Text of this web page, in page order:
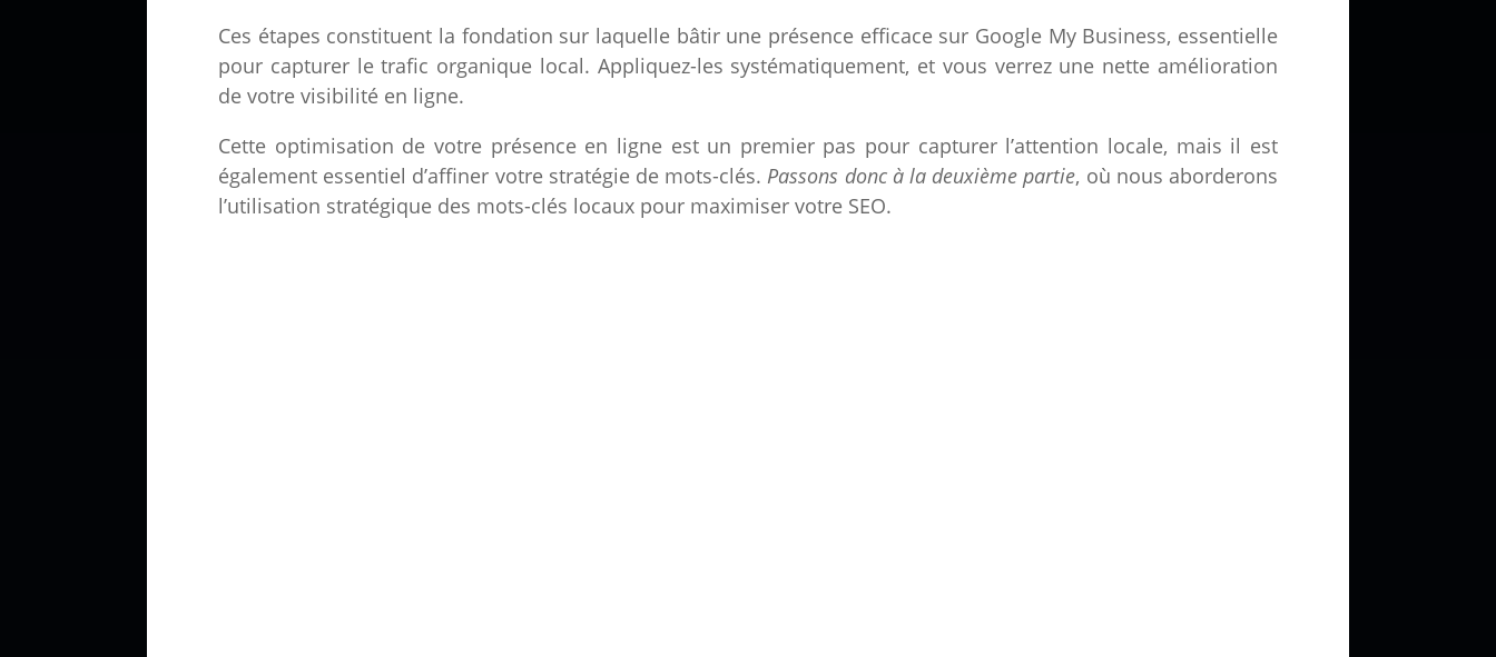
Ces étapes constituent la fondation sur laquelle bâtir une présence efficace sur Google My Business, essentielle
pour capturer le trafic organique local. Appliquez-les systématiquement, et vous verrez une nette amélioration
de votre visibilité en ligne.
Cette optimisation de votre présence en ligne est un premier pas pour capturer l’attention locale, mais il est
également essentiel d’affiner votre stratégie de mots-clés. Passons donc à la deuxième partie, où nous aborderons
l’utilisation stratégique des mots-clés locaux pour maximiser votre SEO.